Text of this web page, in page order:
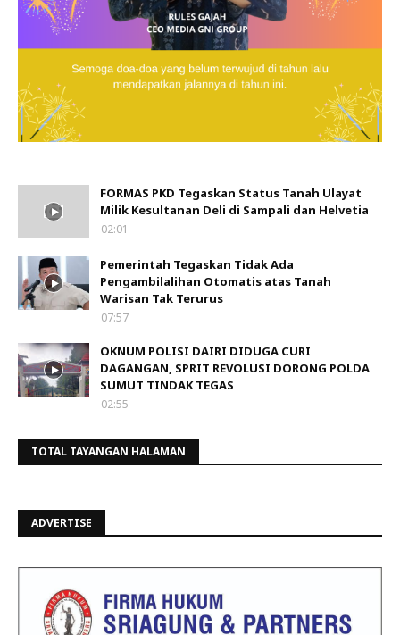
FORMAS PKD Tegaskan Status Tanah Ulayat
Milik Kesultanan Deli di Sampali dan Helvetia
02:01
Pemerintah Tegaskan Tidak Ada
Pengambilalihan Otomatis atas Tanah
Warisan Tak Terurus
07:57
OKNUM POLISI DAIRI DIDUGA CURI
DAGANGAN, SPRIT REVOLUSI DORONG POLDA
SUMUT TINDAK TEGAS
02:55
TOTAL TAYANGAN HALAMAN
ADVERTISE